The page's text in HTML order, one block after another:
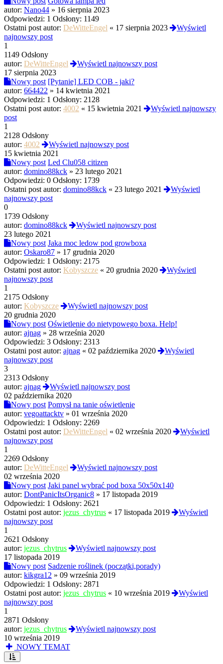
autor: Nano44 » 16 sierpnia 2023
Odpowiedzi: 1 Odsłony: 1149
Ostatni post autor: DeWitteEngel « 17 sierpnia 2023
Wyświetl
najnowszy post
1
1149 Odsłony
autor: DeWitteEngel
Wyświetl najnowszy post
17 sierpnia 2023
Nowy post [Pytanie] LED COB - jaki?
autor: 664422 » 14 kwietnia 2021
Odpowiedzi: 1 Odsłony: 2128
Ostatni post autor: 4002 « 15 kwietnia 2021
Wyświetl najnowszy
post
1
2128 Odsłony
autor: 4002
Wyświetl najnowszy post
15 kwietnia 2021
Nowy post Led Clu058 citizen
autor: domino88kck » 23 lutego 2021
Odpowiedzi: 0 Odsłony: 1739
Ostatni post autor: domino88kck « 23 lutego 2021
Wyświetl
najnowszy post
0
1739 Odsłony
autor: domino88kck
Wyświetl najnowszy post
23 lutego 2021
Nowy post Jaka moc ledow pod growboxa
autor: Oskaro87 » 17 grudnia 2020
Odpowiedzi: 1 Odsłony: 2175
Ostatni post autor: Kobyszcze « 20 grudnia 2020
Wyświetl
najnowszy post
1
2175 Odsłony
autor: Kobyszcze
Wyświetl najnowszy post
20 grudnia 2020
Nowy post Oświetlenie do nietypowego boxa. Help!
autor: ajnag » 28 września 2020
Odpowiedzi: 3 Odsłony: 2313
Ostatni post autor: ajnag « 02 października 2020
Wyświetl
najnowszy post
3
2313 Odsłony
autor: ajnag
Wyświetl najnowszy post
02 października 2020
Nowy post Pomysł na tanie oświetlenie
autor: vegoattacktv » 01 września 2020
Odpowiedzi: 1 Odsłony: 2269
Ostatni post autor: DeWitteEngel « 02 września 2020
Wyświetl
najnowszy post
1
2269 Odsłony
autor: DeWitteEngel
Wyświetl najnowszy post
02 września 2020
Nowy post Jaki panel wybrać pod boxa 50x50x140
autor: DontPanicItsOrganic8 » 17 listopada 2019
Odpowiedzi: 1 Odsłony: 2621
Ostatni post autor: jezus_chytrus « 17 listopada 2019
Wyświetl
najnowszy post
1
2621 Odsłony
autor: jezus_chytrus
Wyświetl najnowszy post
17 listopada 2019
Nowy post Sadzenie roślinek (początki,porady)
autor: kikgra12 » 09 września 2019
Odpowiedzi: 1 Odsłony: 2871
Ostatni post autor: jezus_chytrus « 10 września 2019
Wyświetl
najnowszy post
1
2871 Odsłony
autor: jezus_chytrus
Wyświetl najnowszy post
10 września 2019
NOWY TEMAT